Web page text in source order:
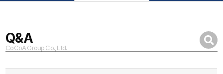
Q&A
CoCoA Group Co., Ltd.